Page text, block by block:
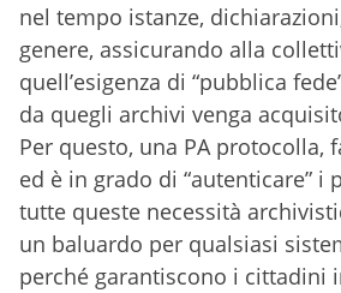
nel tempo istanze,
genere, assicurando alla
quell’esigenza di “pubblica
da quegli archivi venga
Per questo, una PA protocolla,
ed è in grado di “autenticare” i
tutte queste necessità
un baluardo per qualsiasi
perché garantiscono i cittadini